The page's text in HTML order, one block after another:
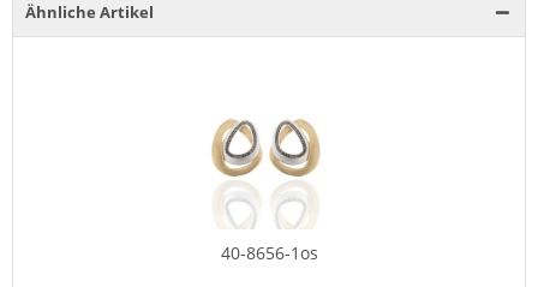
Ähnliche Artikel
40-8656-1os